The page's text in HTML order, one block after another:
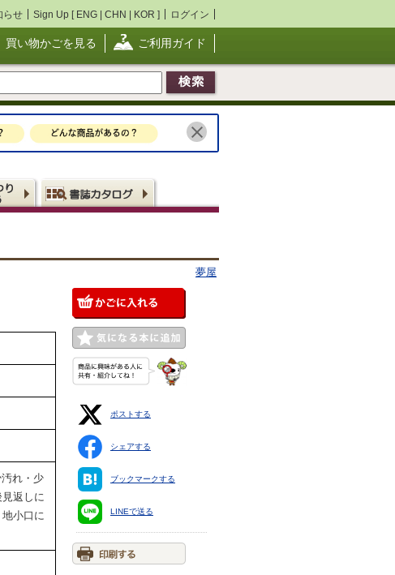
らせ Sign Up [ ENG | CHN | KOR ] ログイン
買い物かごを見る ご利用ガイド
夢屋
れ・少
返しに
小口に
ポストする
シェアする
ブックマークする
LINEで送る